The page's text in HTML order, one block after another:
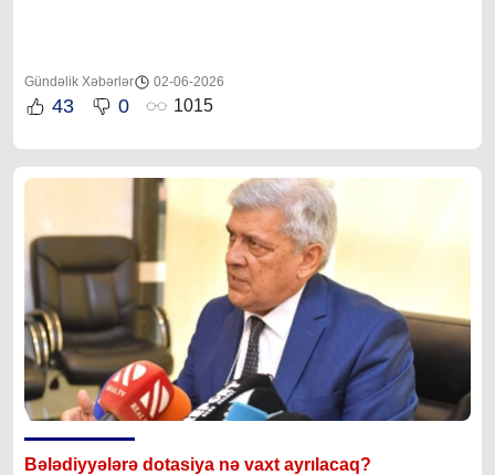
Gündəlik Xəbərlər 02-06-2026
43 0 1015
Bələdiyyələrə dotasiya nə vaxt ayrılacaq?